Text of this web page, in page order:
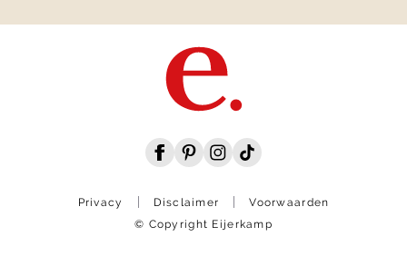
Privacy Disclaimer
Voorwaarden
© Copyright Eijerkamp